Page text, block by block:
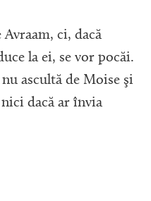
ci, dacă
la ei, se vor pocăi.
ascultă de Moise şi
dacă ar învia